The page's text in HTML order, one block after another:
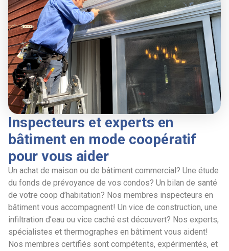
Inspecteurs et experts en
bâtiment en mode coopératif
pour vous aider
Un achat de maison ou de bâtiment commercial? Une étude
du fonds de prévoyance de vos condos? Un bilan de santé
de votre coop d’habitation? Nos membres inspecteurs en
bâtiment vous accompagnent! Un vice de construction, une
infiltration d’eau ou vice caché est découvert? Nos experts,
spécialistes et thermographes en bâtiment vous aident!
Nos membres certifiés sont compétents, expérimentés, et